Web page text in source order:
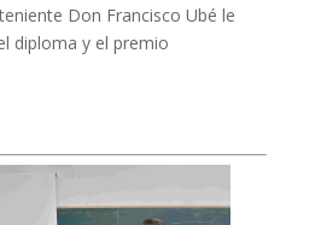
Don Francisco Ubé le
diploma y el premio